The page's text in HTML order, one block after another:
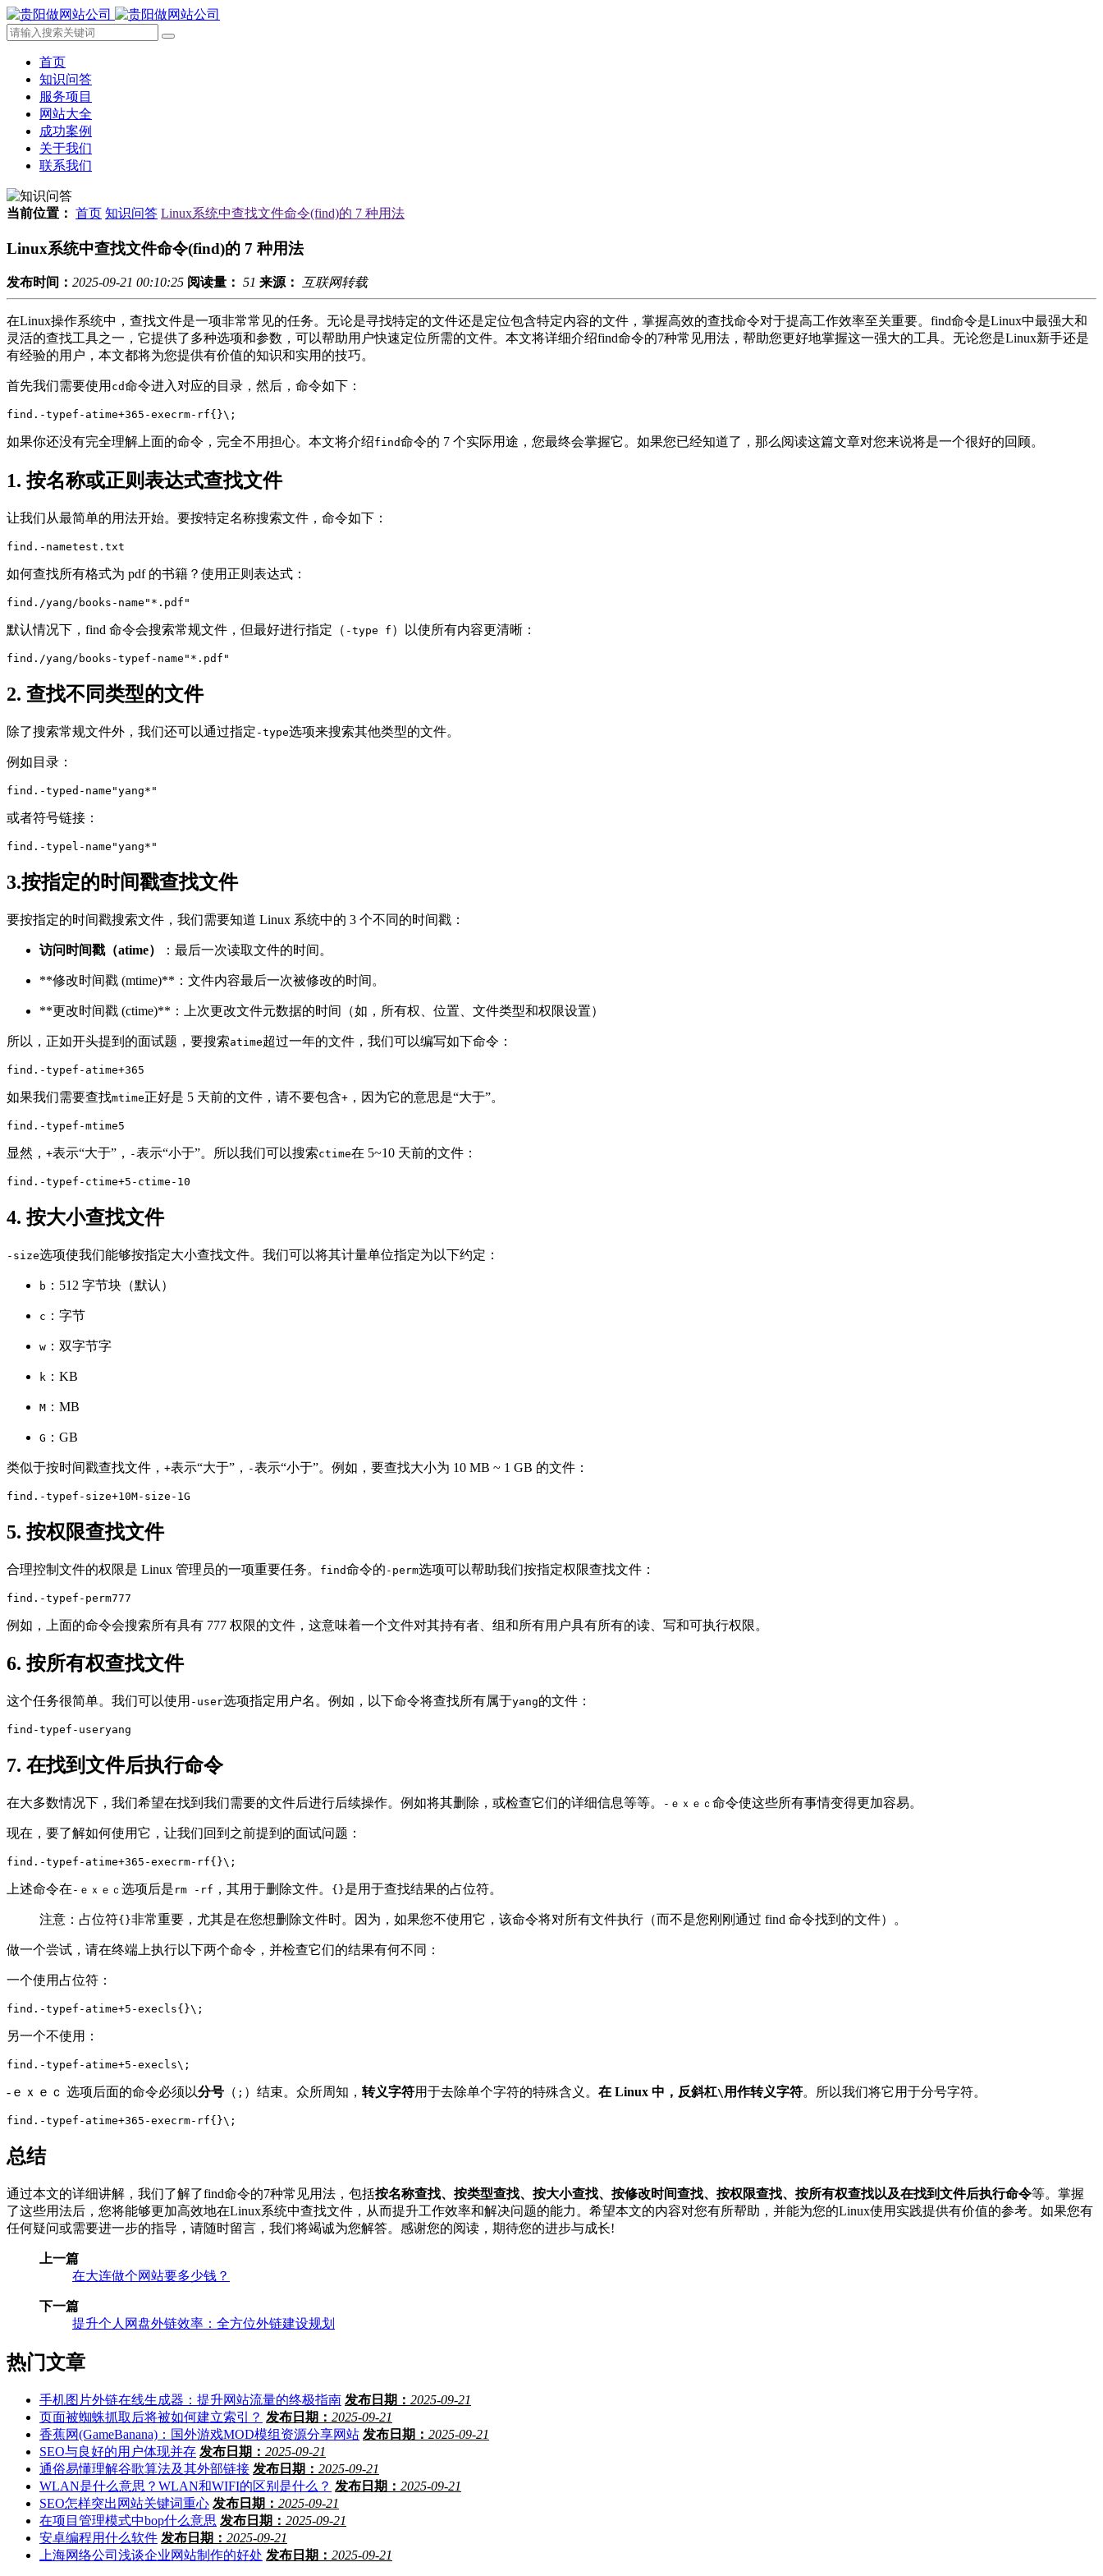
首页
知识问答
服务项目
网站大全
成功案例
关于我们
联系我们
当前位置： 首页 知识问答 Linux系统中查找文件命令(find)的 7 种用法
Linux系统中查找文件命令(find)的 7 种用法
发布时间： 2025-09-21 00:10:25 阅读量： 51 来源： 互联网转载
在Linux操作系统中，查找文件是一项非常常见的任务。无论是寻找特定的文件还是定位包含特定内容的文件，掌握高效的查找命令对于提高工作效率至关重要。find命令是Linux中最强大和
灵活的查找工具之一，它提供了多种选项和参数，可以帮助用户快速定位所需的文件。本文将详细介绍find命令的7种常见用法，帮助您更好地掌握这一强大的工具。无论您是Linux新手还是
有经验的用户，本文都将为您提供有价值的知识和实用的技巧。
首先我们需要使用 cd命令进入对应的目录，然后，命令如下：
find.-typef-atime+365-execrm-rf{}\;
如果你还没有完全理解上面的命令，完全不用担心。本文将介绍find命令的 7 个实际用途，您最终会掌握它。如果您已经知道了，那么阅读这篇文章对您来说将是一个很好的回顾。
1. 按名称或正则表达式查找文件
让我们从最简单的用法开始。要按特定名称搜索文件，命令如下：
find.-nametest.txt
如何查找所有格式为 pdf 的书籍？使用正则表达式：
find./yang/books-name"*.pdf"
默认情况下，find 命令会搜索常规文件，但最好进行指定（ -type f ）以使所有内容更清晰：
find./yang/books-typef-name"*.pdf"
2. 查找不同类型的文件
除了搜索常规文件外，我们还可以通过指定 -type选项来搜索其他类型的文件。
例如目录：
find.-typed-name"yang*"
或者符号链接：
find.-typel-name"yang*"
3.按指定的时间戳查找文件
要按指定的时间戳搜索文件，我们需要知道 Linux 系统中的 3 个不同的时间戳：
访问时间戳（atime） ：最后一次读取文件的时间。
**修改时间戳 (mtime)**：文件内容最后一次被修改的时间。
**更改时间戳 (ctime)**：上次更改文件元数据的时间（如，所有权、位置、文件类型和权限设置）
所以，正如开头提到的面试题，要搜索atime超过一年的文件，我们可以编写如下命令：
find.-typef-atime+365
如果我们需要查找mtime正好是 5 天前的文件，请不要包含+ ，因为它的意思是“大于”。
find.-typef-mtime5
显然， +表示“大于”， -表示“小于”。所以我们可以搜索ctime在 5~10 天前的文件：
find.-typef-ctime+5-ctime-10
4. 按大小查找文件
-size选项使我们能够按指定大小查找文件。我们可以将其计量单位指定为以下约定：
b ：512 字节块（默认）
c ：字节
w ：双字节字
k ：KB
M ：MB
G ：GB
类似于按时间戳查找文件， +表示“大于”， -表示“小于”。例如，要查找大小为 10 MB ~ 1 GB 的文件：
find.-typef-size+10M-size-1G
5. 按权限查找文件
合理控制文件的权限是 Linux 管理员的一项重要任务。 find命令的 -perm选项可以帮助我们按指定权限查找文件：
find.-typef-perm777
例如，上面的命令会搜索所有具有 777 权限的文件，这意味着一个文件对其持有者、组和所有用户具有所有的读、写和可执行权限。
6. 按所有权查找文件
这个任务很简单。我们可以使用 -user选项指定用户名。例如，以下命令将查找所有属于yang的文件：
find-typef-useryang
7. 在找到文件后执行命令
在大多数情况下，我们希望在找到我们需要的文件后进行后续操作。例如将其删除，或检查它们的详细信息等等。 -ｅｘｅｃ 命令使这些所有事情变得更加容易。
现在，要了解如何使用它，让我们回到之前提到的面试问题：
find.-typef-atime+365-execrm-rf{}\;
上述命令在 -ｅｘｅｃ 选项后是 rm -rf ，其用于删除文件。 {}是用于查找结果的占位符。
注意：占位符{}非常重要，尤其是在您想删除文件时。因为，如果您不使用它，该命令将对所有文件执行（而不是您刚刚通过 find 命令找到的文件）。
做一个尝试，请在终端上执行以下两个命令，并检查它们的结果有何不同：
一个使用占位符：
find.-typef-atime+5-execls{}\;
另一个不使用：
find.-typef-atime+5-execls\;
-ｅｘｅｃ 选项后面的命令必须以分号 （ ; ）结束。众所周知， 转义字符用于去除单个字符的特殊含义。 在 Linux 中，反斜杠\ 用作转义字符。所以我们将它用于分号字符。
find.-typef-atime+365-execrm-rf{}\;
总结
通过本文的详细讲解，我们了解了find命令的7种常见用法，包括按名称查找、按类型查找、按大小查找、按修改时间查找、按权限查找、按所有权查找以及在找到文件后执行命令等。掌握
了这些用法后，您将能够更加高效地在Linux系统中查找文件，从而提升工作效率和解决问题的能力。希望本文的内容对您有所帮助，并能为您的Linux使用实践提供有价值的参考。如果您有
任何疑问或需要进一步的指导，请随时留言，我们将竭诚为您解答。感谢您的阅读，期待您的进步与成长!
上一篇
在大连做个网站要多少钱？
下一篇
提升个人网盘外链效率：全方位外链建设规划
热门文章
手机图片外链在线生成器：提升网站流量的终极指南 发布日期： 2025-09-21
页面被蜘蛛抓取后将被如何建立索引？ 发布日期： 2025-09-21
香蕉网(GameBanana)：国外游戏MOD模组资源分享网站 发布日期： 2025-09-21
SEO与良好的用户体现并存 发布日期： 2025-09-21
通俗易懂理解谷歌算法及其外部链接 发布日期： 2025-09-21
WLAN是什么意思？WLAN和WIFI的区别是什么？ 发布日期： 2025-09-21
SEO怎样突出网站关键词重心 发布日期： 2025-09-21
在项目管理模式中bop什么意思 发布日期： 2025-09-21
安卓编程用什么软件 发布日期： 2025-09-21
上海网络公司浅谈企业网站制作的好处 发布日期： 2025-09-21